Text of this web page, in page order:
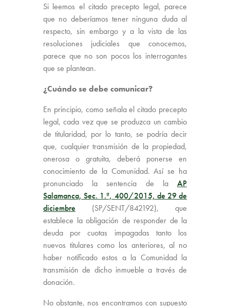
Si leemos el citado precepto legal, parece
que no deberíamos tener ninguna duda al
respecto, sin embargo y a la vista de las
resoluciones judiciales que conocemos,
parece que no son pocos los interrogantes
que se plantean.
¿Cuándo se debe comunicar?
En principio, como señala el citado precepto
legal, cada vez que se produzca un cambio
de titularidad, por lo tanto, se podría decir
que, cualquier transmisión de la propiedad,
onerosa o gratuita, deberá ponerse en
conocimiento de la Comunidad. Así se ha
pronunciado la sentencia de la AP
Salamanca, Sec. 1.ª, 400/2015, de 29 de
diciembre (SP/SENT/842192), que
establece la obligación de responder de la
deuda por cuotas impagadas tanto los
nuevos titulares como los anteriores, al no
haber notificado estos a la Comunidad la
transmisión de dicho inmueble a través de
donación.
No obstante, nos encontramos con supuesto